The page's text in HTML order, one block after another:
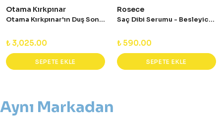
Otama Kırkpınar
Otama Kırkpınar'ın Duş Sonrası Seti - Avantajlı Set
₺ 3,025.00
SEPETE EKLE
Rosece
Saç Dibi Serumu - Besleyici ve Güçlendirici
₺ 590.00
SEPETE EKLE
Aynı Markadan